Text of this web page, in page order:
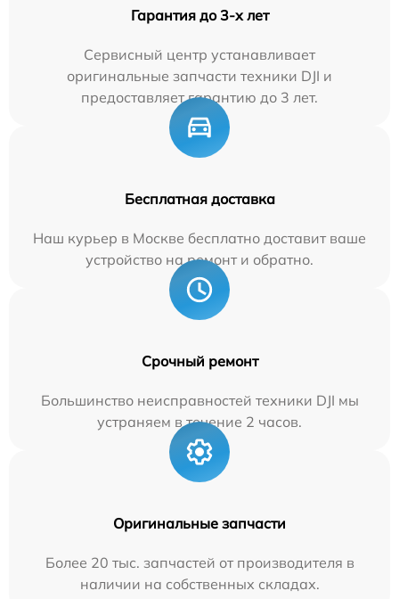
Гарантия до 3-х лет
Сервисный центр устанавливает
оригинальные запчасти техники DJI и
предоставляет гарантию до 3 лет.
Бесплатная доставка
Наш курьер в Москве бесплатно доставит ваше
устройство на ремонт и обратно.
Срочный ремонт
Большинство неисправностей техники DJI мы
устраняем в течение 2 часов.
Оригинальные запчасти
Более 20 тыс. запчастей от производителя в
наличии на собственных складах.